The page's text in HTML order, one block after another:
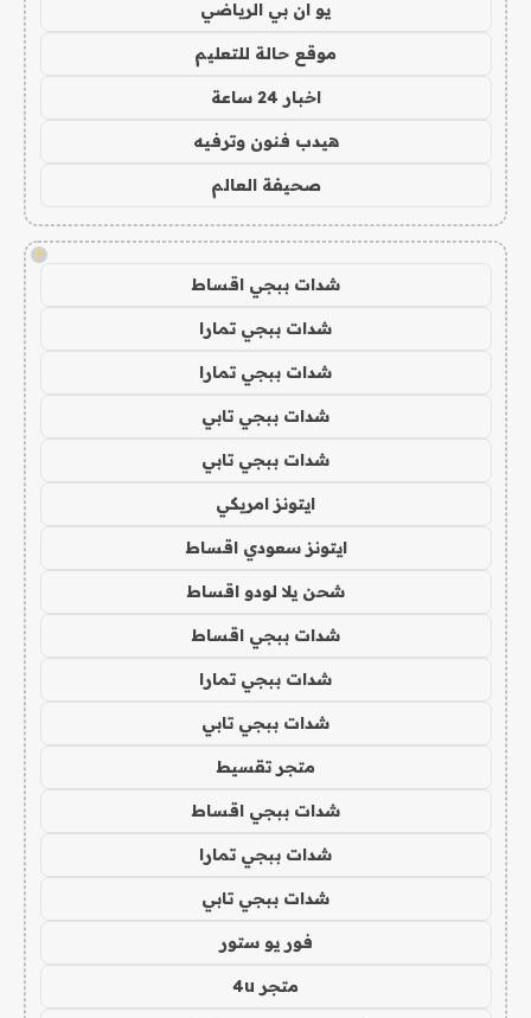
يو ان بي الرياضي
موقع حالة للتعليم
اخبار 24 ساعة
هيدب فنون وترفيه
صحيفة العالم
!
شدات ببجي اقساط
شدات ببجي تمارا
شدات ببجي تمارا
شدات ببجي تابي
شدات ببجي تابي
ايتونز امريكي
ايتونز سعودي اقساط
شحن يلا لودو اقساط
شدات ببجي اقساط
شدات ببجي تمارا
شدات ببجي تابي
متجر تقسيط
شدات ببجي اقساط
شدات ببجي تمارا
شدات ببجي تابي
فور يو ستور
متجر 4u